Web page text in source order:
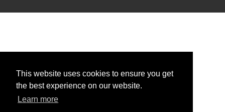
This website uses cookies to ensure you get
the best experience on our website.
Learn more